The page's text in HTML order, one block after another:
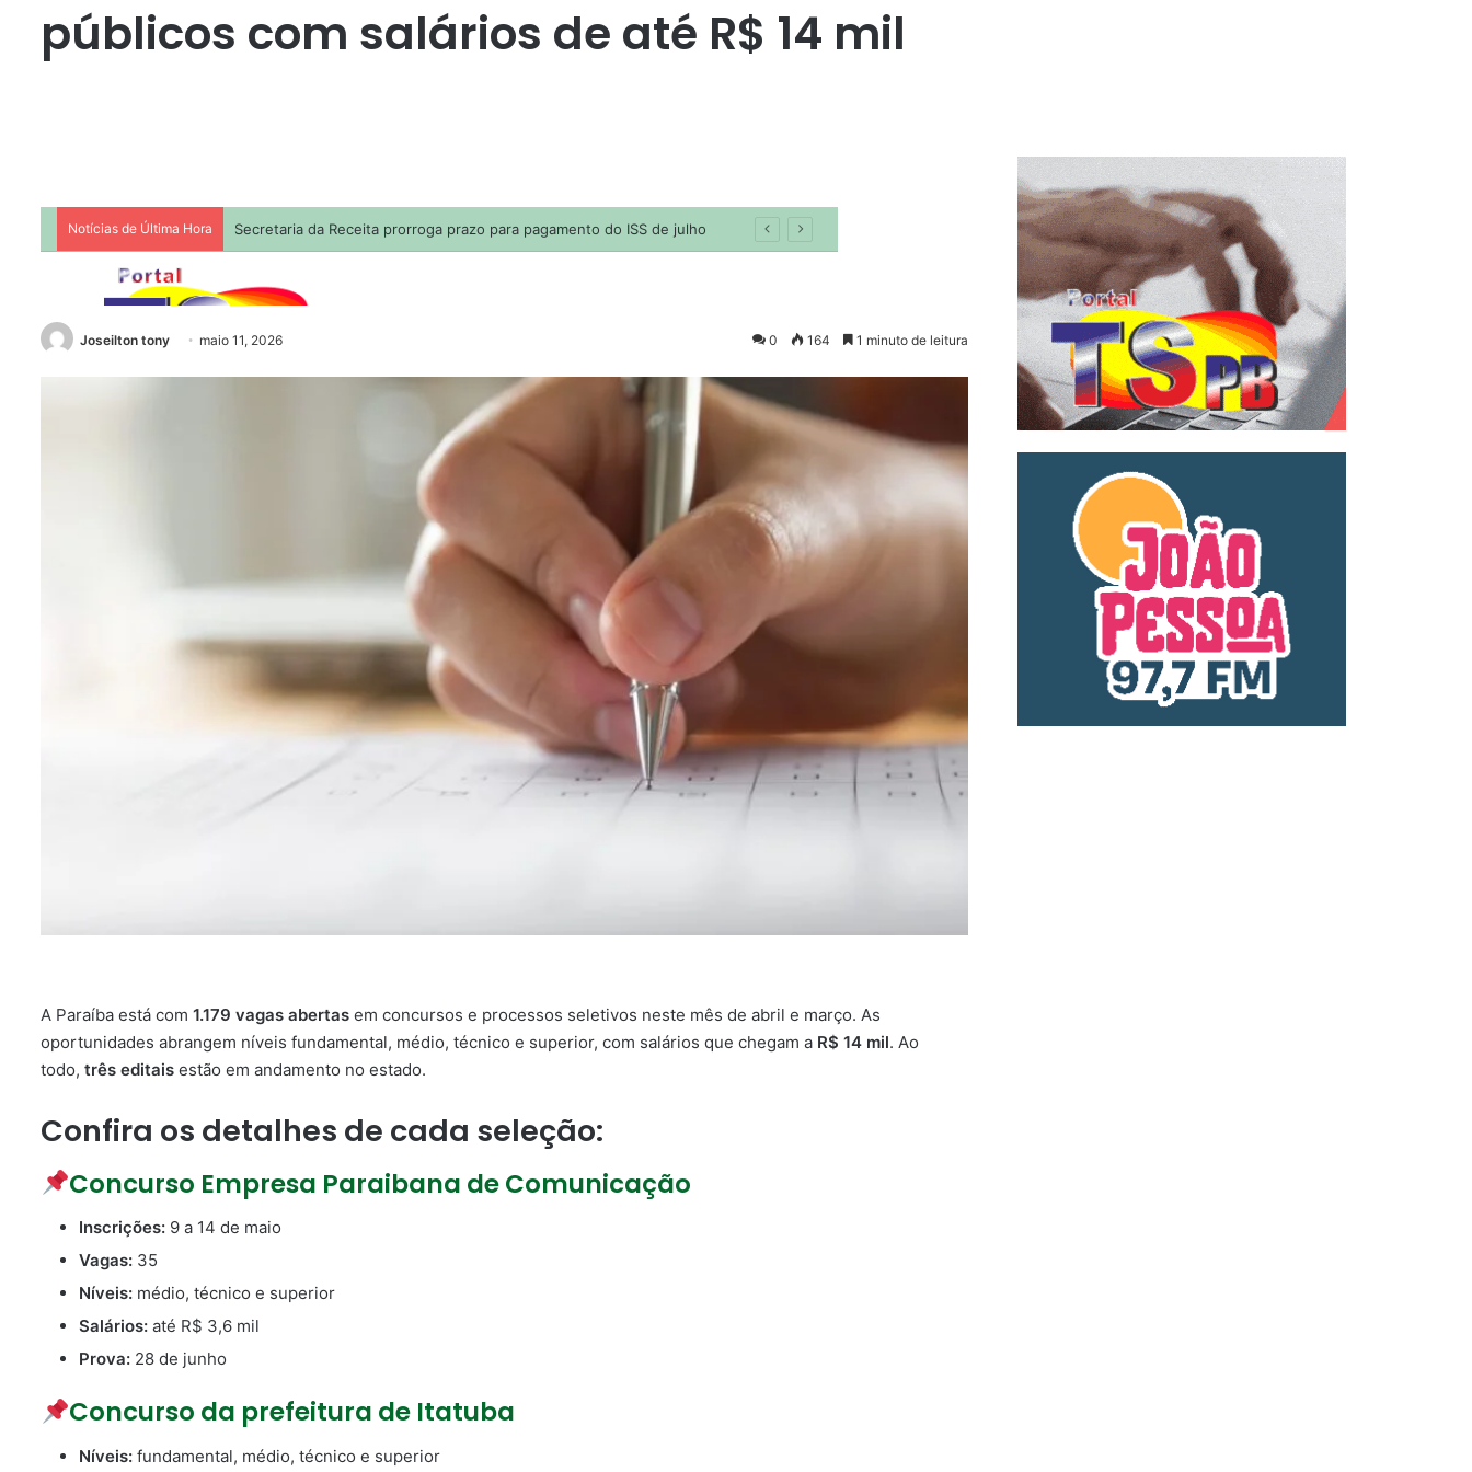
públicos com salários de até R$ 14 mil
Joseilton tony maio 11, 2026 0 164 1 minuto de leitura
A Paraíba está com 1.179 vagas abertas em concursos e processos seletivos neste mês de abril e março. As
oportunidades abrangem níveis fundamental, médio, técnico e superior, com salários que chegam a R$ 14 mil. Ao
todo, três editais estão em andamento no estado.
Confira os detalhes de cada seleção:
Concurso Empresa Paraibana de Comunicação
Inscrições: 9 a 14 de maio
Vagas: 35
Níveis: médio, técnico e superior
Salários: até R$ 3,6 mil
Prova: 28 de junho
Concurso da prefeitura de Itatuba
Níveis: fundamental, médio, técnico e superior